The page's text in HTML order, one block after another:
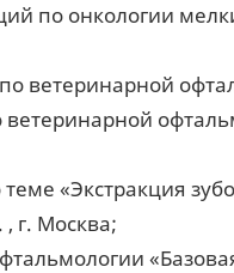
по онкологии
ветеринарной
ветеринарной
«Экстракция
г. Москва;